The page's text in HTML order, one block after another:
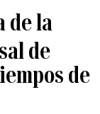
de la
de
de